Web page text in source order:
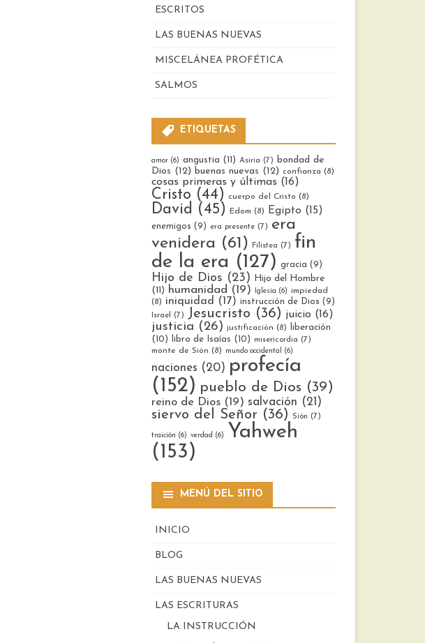
ESCRITOS
LAS BUENAS NUEVAS
MISCELÁNEA PROFÉTICA
SALMOS
ETIQUETAS
amor(6) angustia (11) Asiria (7) bondad de
Dios (12) buenas nuevas (12) confianza (8)
cosas primeras y últimas (16)
Cristo (44) cuerpo del Cristo (8)
David (45) Edom (8) Egipto (15)
enemigos (9) era presente(7) era
venidera (61) Filistea (7) fin
de la era (127) gracia (9)
Hijo de Dios (23)
Hijo del Hombre
(11)
humanidad (19) Iglesia (6) impiedad
(8) iniquidad (17) instrucción de Dios (9)
Israel (7) Jesucristo (36) juicio (16)
justicia (26) justificación (8)
liberación
(10)
libro de Isaías (10) misericordia (7)
monte de Sión (8) mundo occidental (6)
naciones (20) profecía
(152) pueblo de Dios (39)
reino de Dios(19) salvación (21)
siervo del Señor (36) Sión (7)
traición (6) verdad (6)
Yahweh
(153)
MENÚ DEL SITIO
INICIO
BLOG
LAS BUENAS NUEVAS
LAS ESCRITURAS
LA INSTRUCCIÓN